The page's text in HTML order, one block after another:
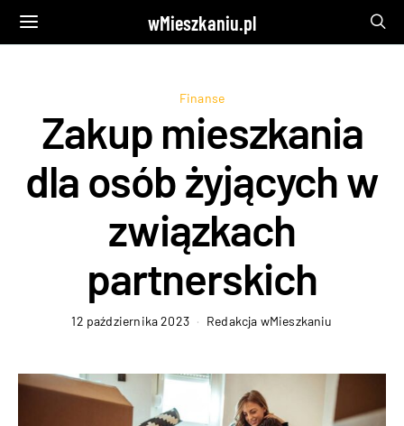
wMieszkaniu.pl
Finanse
Zakup mieszkania
dla osób żyjących w
związkach
partnerskich
12 października 2023 Redakcja wMieszkaniu